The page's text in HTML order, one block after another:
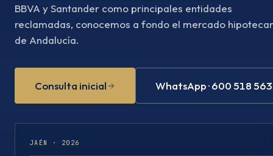
BBVA y Santander como principales entidades
reclamadas, conocemos a fondo el mercado
de Andalucía.
Consulta inicial WhatsApp · 600 518 563
JAÉN · 2026